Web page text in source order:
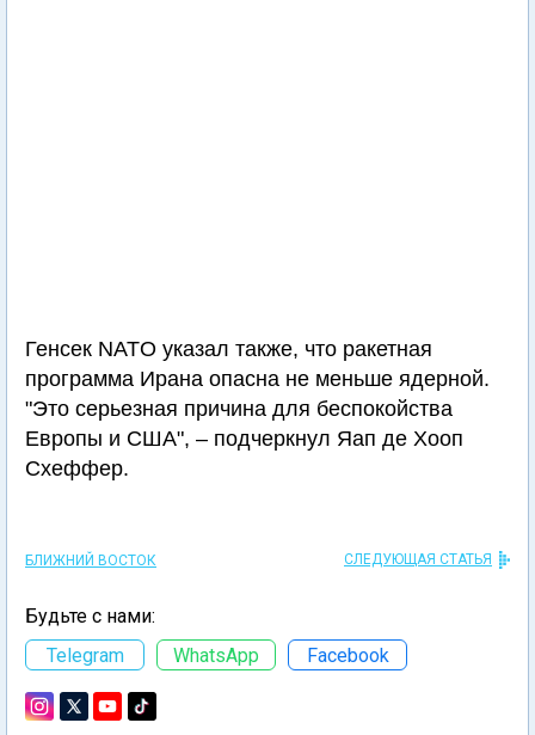
Генсек NATO указал также, что ракетная
программа Ирана опасна не меньше ядерной.
"Это серьезная причина для беспокойства
Европы и США", – подчеркнул Яап де Хооп
Схеффер.
БЛИЖНИЙ ВОСТОК СЛЕДУЮЩАЯ СТАТЬЯ
Будьте с нами:
Telegram
WhatsApp Facebook